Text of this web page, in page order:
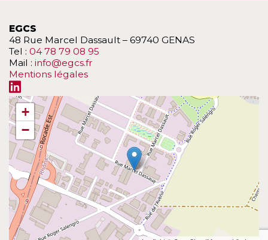
EGCS
48 Rue Marcel Dassault – 69740 GENAS
Tel : 04 78 79 08 95
Mail : info@egcs.fr
Mentions légales
+
−